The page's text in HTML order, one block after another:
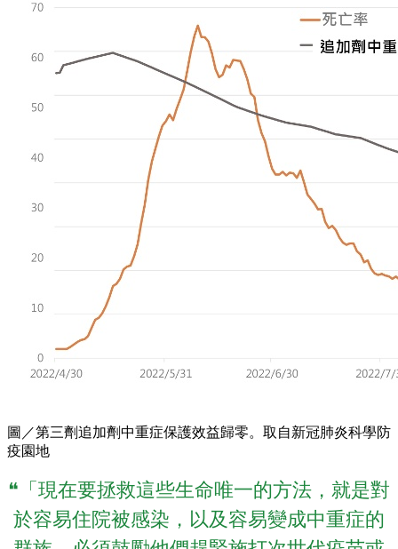
圖／第三劑追加劑中重症保護效益歸零。取自新冠肺炎科學防
疫園地
❝「現在要拯救這些生命唯一的方法，就是對
於容易住院被感染，以及容易變成中重症的